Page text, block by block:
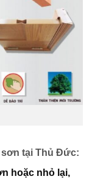
tại Thủ Đức:
hoặc nhỏ lại,